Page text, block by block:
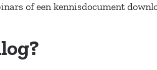
of een kennisdocument